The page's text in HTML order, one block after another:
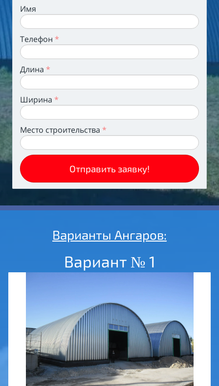
Имя
Телефон *
Длина *
Ширина *
Место строительства *
Отправить заявку!
Варианты Ангаров:
Вариант № 1